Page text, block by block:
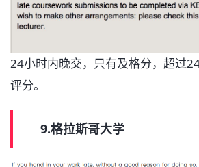
24小时内晚交，只有及格分，超过
评分。
9.格拉斯哥大学